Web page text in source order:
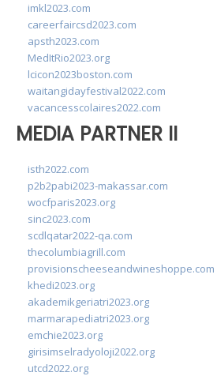
imkl2023.com
careerfaircsd2023.com
apsth2023.com
MedItRio2023.org
lcicon2023boston.com
waitangidayfestival2022.com
vacancesscolaires2022.com
MEDIA PARTNER II
isth2022.com
p2b2pabi2023-makassar.com
wocfparis2023.org
sinc2023.com
scdlqatar2022-qa.com
thecolumbiagrill.com
provisionscheeseandwineshoppe.com
khedi2023.org
akademikgeriatri2023.org
marmarapediatri2023.org
emchie2023.org
girisimselradyoloji2022.org
utcd2022.org